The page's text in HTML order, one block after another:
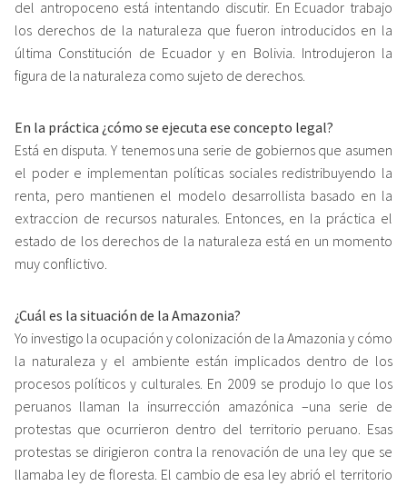
del antropoceno está intentando discutir. En Ecuador trabajo
los derechos de la naturaleza que fueron introducidos en la
última Constitución de Ecuador y en Bolivia. Introdujeron la
figura de la naturaleza como sujeto de derechos.
En la práctica ¿cómo se ejecuta ese concepto legal?
Está en disputa. Y tenemos una serie de gobiernos que asumen
el poder e implementan políticas sociales redistribuyendo la
renta, pero mantienen el modelo desarrollista basado en la
extraccion de recursos naturales. Entonces, en la práctica el
estado de los derechos de la naturaleza está en un momento
muy conflictivo.
¿Cuál es la situación de la Amazonia?
Yo investigo la ocupación y colonización de la Amazonia y cómo
la naturaleza y el ambiente están implicados dentro de los
procesos políticos y culturales. En 2009 se produjo lo que los
peruanos llaman la insurrección amazónica –una serie de
protestas que ocurrieron dentro del territorio peruano. Esas
protestas se dirigieron contra la renovación de una ley que se
llamaba ley de floresta. El cambio de esa ley abrió el territorio